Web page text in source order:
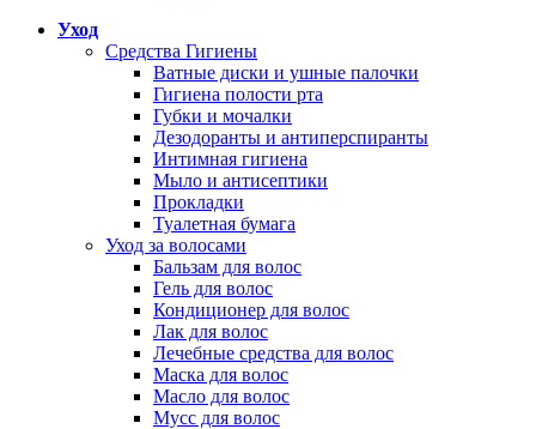
Уход
Средства Гигиены
Ватные диски и ушные палочки
Гигиена полости рта
Губки и мочалки
Дезодоранты и антиперспиранты
Интимная гигиена
Мыло и антисептики
Прокладки
Туалетная бумага
Уход за волосами
Бальзам для волос
Гель для волос
Кондиционер для волос
Лак для волос
Лечебные средства для волос
Маска для волос
Масло для волос
Мусс для волос